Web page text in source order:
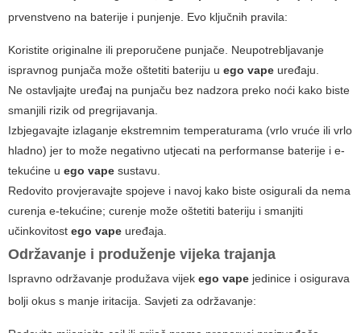
prvenstveno na baterije i punjenje. Evo ključnih pravila:
Koristite originalne ili preporučene punjače. Neupotrebljavanje
ispravnog punjača može oštetiti bateriju u ego vape uređaju.
Ne ostavljajte uređaj na punjaču bez nadzora preko noći kako biste
smanjili rizik od pregrijavanja.
Izbjegavajte izlaganje ekstremnim temperaturama (vrlo vruće ili vrlo
hladno) jer to može negativno utjecati na performanse baterije i e-
tekućine u ego vape sustavu.
Redovito provjeravajte spojeve i navoj kako biste osigurali da nema
curenja e-tekućine; curenje može oštetiti bateriju i smanjiti
učinkovitost ego vape uređaja.
Održavanje i produženje vijeka trajanja
Ispravno održavanje produžava vijek ego vape jedinice i osigurava
bolji okus s manje iritacija. Savjeti za održavanje: